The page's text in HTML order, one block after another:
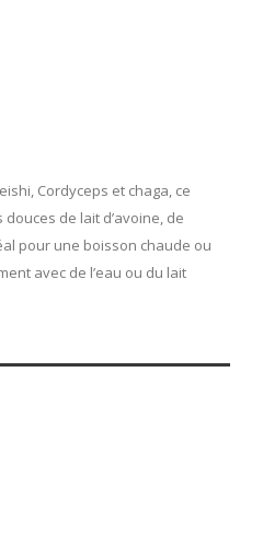
Cordyceps et chaga, ce
de lait d’avoine, de
pour une boisson chaude ou
avec de l’eau ou du lait